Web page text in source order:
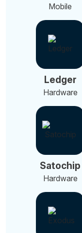
Mobile
Ledger
Hardware
Satochip
Hardware